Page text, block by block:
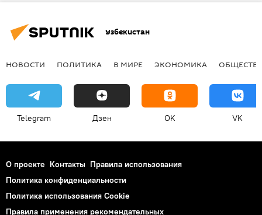
Узбекистан
НОВОСТИ ПОЛИТИКА В МИРЕ ЭКОНОМИКА
Telegram Дзен OK VK
О проекте Контакты Правила использования
Политика конфиденциальности
Политика использования Cookie
Правила применения рекомендательных